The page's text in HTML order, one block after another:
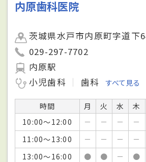
内原歯科医院
茨城県水戸市内原町字道下
029-297-7702
内原駅
小児歯科
歯科 すべて見る
時間 月 火 水 木
10:00～12:00
－ － － －
11:00～13:00
－ － － －
13:00～16:00
● ● － ●